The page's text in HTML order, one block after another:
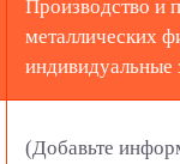
Производство и
металлических
индивидуальные
(Добавьте